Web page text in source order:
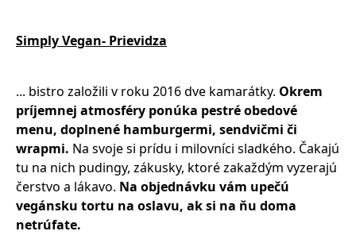
Simply Vegan- Prievidza
... bistro založili v roku 2016 dve kamarátky. Okrem
príjemnej atmosféry ponúka pestré obedové
menu, doplnené hamburgermi, sendvičmi či
wrapmi. Na svoje si prídu i milovníci sladkého. Čakajú
tu na nich pudingy, zákusky, ktoré zakaždým vyzerajú
čerstvo a lákavo. Na objednávku vám upečú
vegánsku tortu na oslavu, ak si na ňu doma
netrúfate.